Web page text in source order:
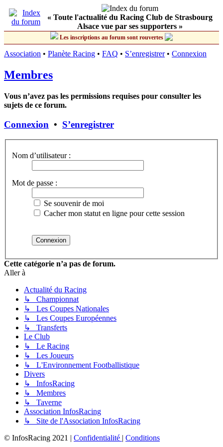
« Toute l'actualité du Racing Club de Strasbourg
Alsace vue par ses supporters »
Les inscriptions au forum sont rouvertes
Association • Planète Racing • FAQ • S’enregistrer• Connexion
Membres
Vous n’avez pas les permissions requises pour consulter les
sujets de ce forum.
Connexion • S’enregistrer
Nom d’utilisateur :
Mot de passe :
Se souvenir de moi
Cacher mon statut en ligne pour cette session
Cette catégorie n’a pas de forum.
Aller à
Actualité du Racing
↳ Championnat
↳ Les Coupes Nationales
↳ Les Coupes Européennes
↳ Transferts
Le Club
↳ Le Racing
↳ Les Joueurs
↳ L'Environnement Footballistique
Divers
↳ InfosRacing
↳ Membres
↳ Taverne
Association InfosRacing
↳ Site de l'Association InfosRacing
© InfosRacing 2021 | Confidentialité | Conditions